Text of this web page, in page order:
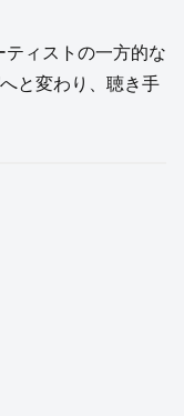
ィストの一方的な
と変わり、聴き手